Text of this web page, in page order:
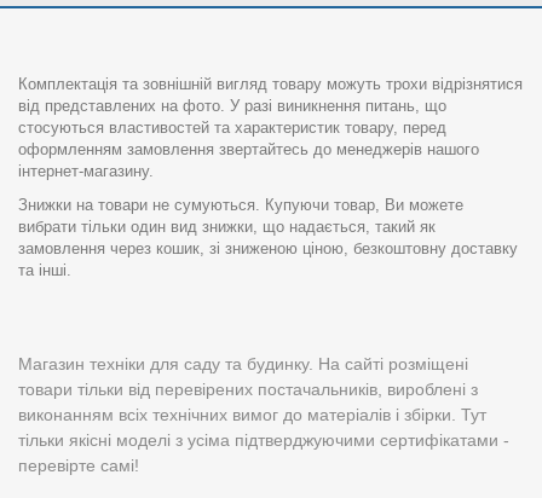
Комплектація та зовнішній вигляд товару можуть трохи відрізнятися
від представлених на фото. У разі виникнення питань, що
стосуються властивостей та характеристик товару, перед
оформленням замовлення звертайтесь до менеджерів нашого
інтернет-магазину.
Знижки на товари не сумуються. Купуючи товар, Ви можете
вибрати тільки один вид знижки, що надається, такий як
замовлення через кошик, зі зниженою ціною, безкоштовну доставку
та інші.
Магазин техніки для саду та будинку. На сайті розміщені
товари тільки від перевірених постачальників, вироблені з
виконанням всіх технічних вимог до матеріалів і збірки. Тут
тільки якісні моделі з усіма підтверджуючими сертифікатами -
перевірте самі!